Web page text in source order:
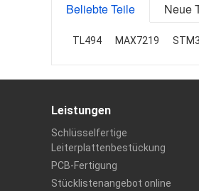
Beliebte Teile Neue
TL494 MAX7219
Leistungen
Schlüsselfertige
Leiterplattenbestückung
PCB-Fertigung
Stücklistenangebot online